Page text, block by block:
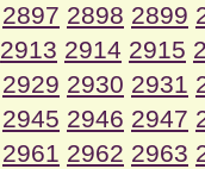
2897 2898 2899
2913 2914 2915
2929 2930 2931
2945 2946 2947
2961 2962 2963